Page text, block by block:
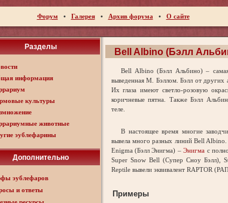
Форум • Галерея• Архив форума • О сайте
Разделы
информация
культуры
животные
эублефарины
Дополнительно
эублефаров
и ответы
Bell Albino (Бэлл
Bell Albino (Бэлл Альбино) – самая
выведенная М. Бэллом. Бэлл от других
Их глаза имеют светло-розовую
коричневые пятна. Также Бэлл
теле.
В настоящее время многие
вывела много разных линий Bell
Enigma (Бэлл Энигма) –Энигма с
Super Snow Bell (Супер Сноу Бэлл),
Reptile вывели эквивалент RAPTOR
Примеры